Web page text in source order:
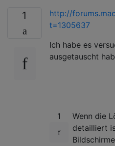
1
http://
t=1305637
Ich habe es
ausgetauscht
1
Wenn die
detailliert